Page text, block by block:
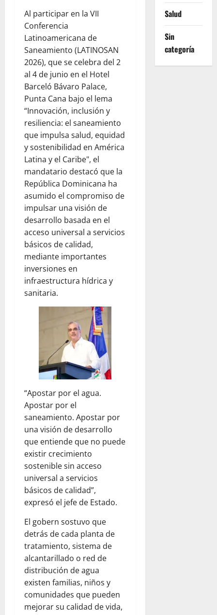
Al participar en la VII
Conferencia
Latinoamericana de
Saneamiento (LATINOSAN
2026), que se celebra del 2
al 4 de junio en el Hotel
Barceló Bávaro Palace,
Punta Cana bajo el lema
“Innovación, inclusión y
resiliencia: el saneamiento
que impulsa salud, equidad
y sostenibilidad en América
Latina y el Caribe", el
mandatario destacó que la
República Dominicana ha
asumido el compromiso de
impulsar una visión de
desarrollo basada en el
acceso universal a servicios
básicos de calidad,
mediante importantes
inversiones en
infraestructura hídrica y
sanitaria.
“Apostar por el agua.
Apostar por el
saneamiento. Apostar por
una visión de desarrollo
que entiende que no puede
existir crecimiento
sostenible sin acceso
universal a servicios
básicos de calidad”,
expresó el jefe de Estado.
El gobern sostuvo que
detrás de cada planta de
tratamiento, sistema de
alcantarillado o red de
distribución de agua
existen familias, niños y
comunidades que pueden
mejorar su calidad de vida,
Salud
Sin
categoría